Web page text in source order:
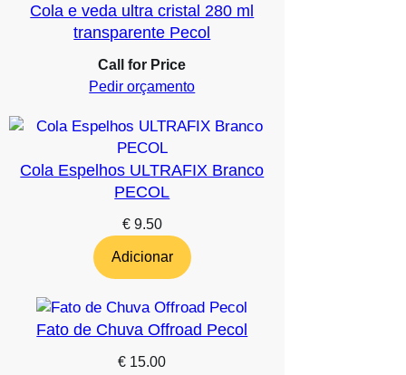
Cola e veda ultra cristal 280 ml
transparente Pecol
Call for Price
Pedir orçamento
Cola Espelhos ULTRAFIX Branco
PECOL
€9.50
Adicionar
Fato de Chuva Offroad Pecol
€ 15.00